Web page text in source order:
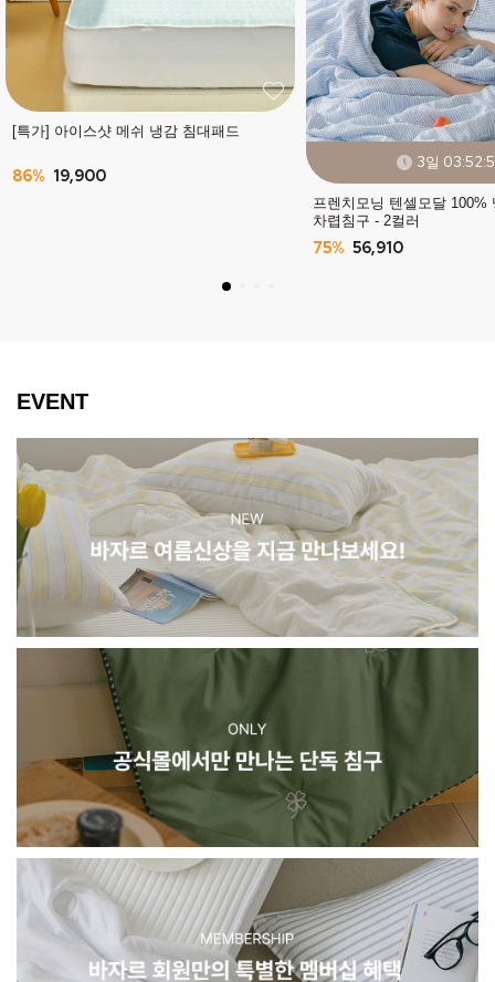
[특가] 아이스샷 메쉬 냉감 침대패드
86% 19,900
3일
프렌치모닝 텐셀모달 100%
차렵침구 - 2컬러
75% 56,910
EVENT